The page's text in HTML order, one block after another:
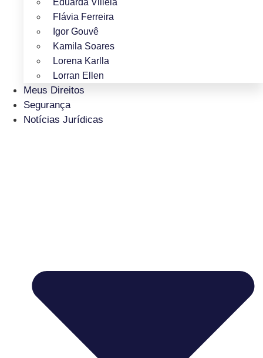
Eduarda Villela
Flávia Ferreira
Igor Gouvê
Kamila Soares
Lorena Karlla
Lorran Ellen
Meus Direitos
Segurança
Notícias Jurídicas